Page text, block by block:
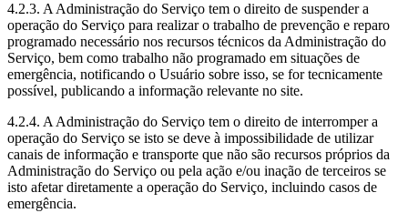
4.2.3. A Administração do Serviço tem o direito de suspender a
operação do Serviço para realizar o trabalho de prevenção e reparo
programado necessário nos recursos técnicos da Administração do
Serviço, bem como trabalho não programado em situações de
emergência, notificando o Usuário sobre isso, se for tecnicamente
possível, publicando a informação relevante no site.
4.2.4. A Administração do Serviço tem o direito de interromper a
operação do Serviço se isto se deve à impossibilidade de utilizar
canais de informação e transporte que não são recursos próprios da
Administração do Serviço ou pela ação e/ou inação de terceiros se
isto afetar diretamente a operação do Serviço, incluindo casos de
emergência.